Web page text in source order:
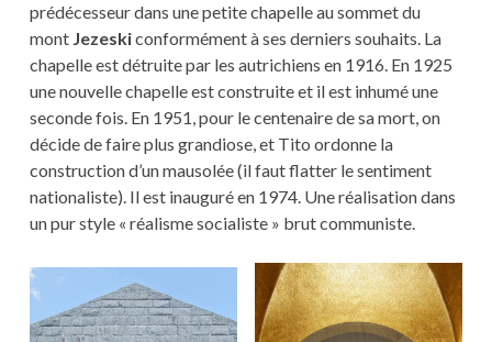
prédécesseur dans une petite chapelle au sommet du
mont Jezeskiconformément à ses derniers souhaits. La
chapelle est détruite par les autrichiens en 1916. En 1925
une nouvelle chapelle est construite et il est inhumé une
seconde fois. En 1951, pour le centenaire de sa mort, on
décide de faire plus grandiose, et Tito ordonne la
construction d’un mausolée (il faut flatter le sentiment
nationaliste). Il est inauguré en 1974. Une réalisation dans
un pur style « réalisme socialiste » brut communiste.